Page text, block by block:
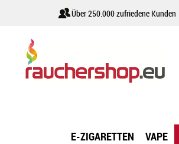
Über 250.000 zufriedene Kunden
E-ZIGARETTEN VAPE